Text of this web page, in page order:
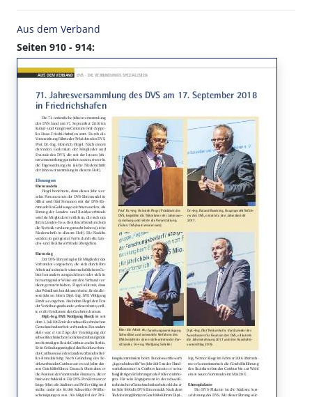
Aus dem Verband
Seiten 910 - 914: